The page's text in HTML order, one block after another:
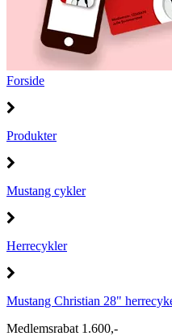
Forside
Produkter
Mustang cykler
Herrecykler
Mustang Christian 28"
Medlemsrabat 1.600,-